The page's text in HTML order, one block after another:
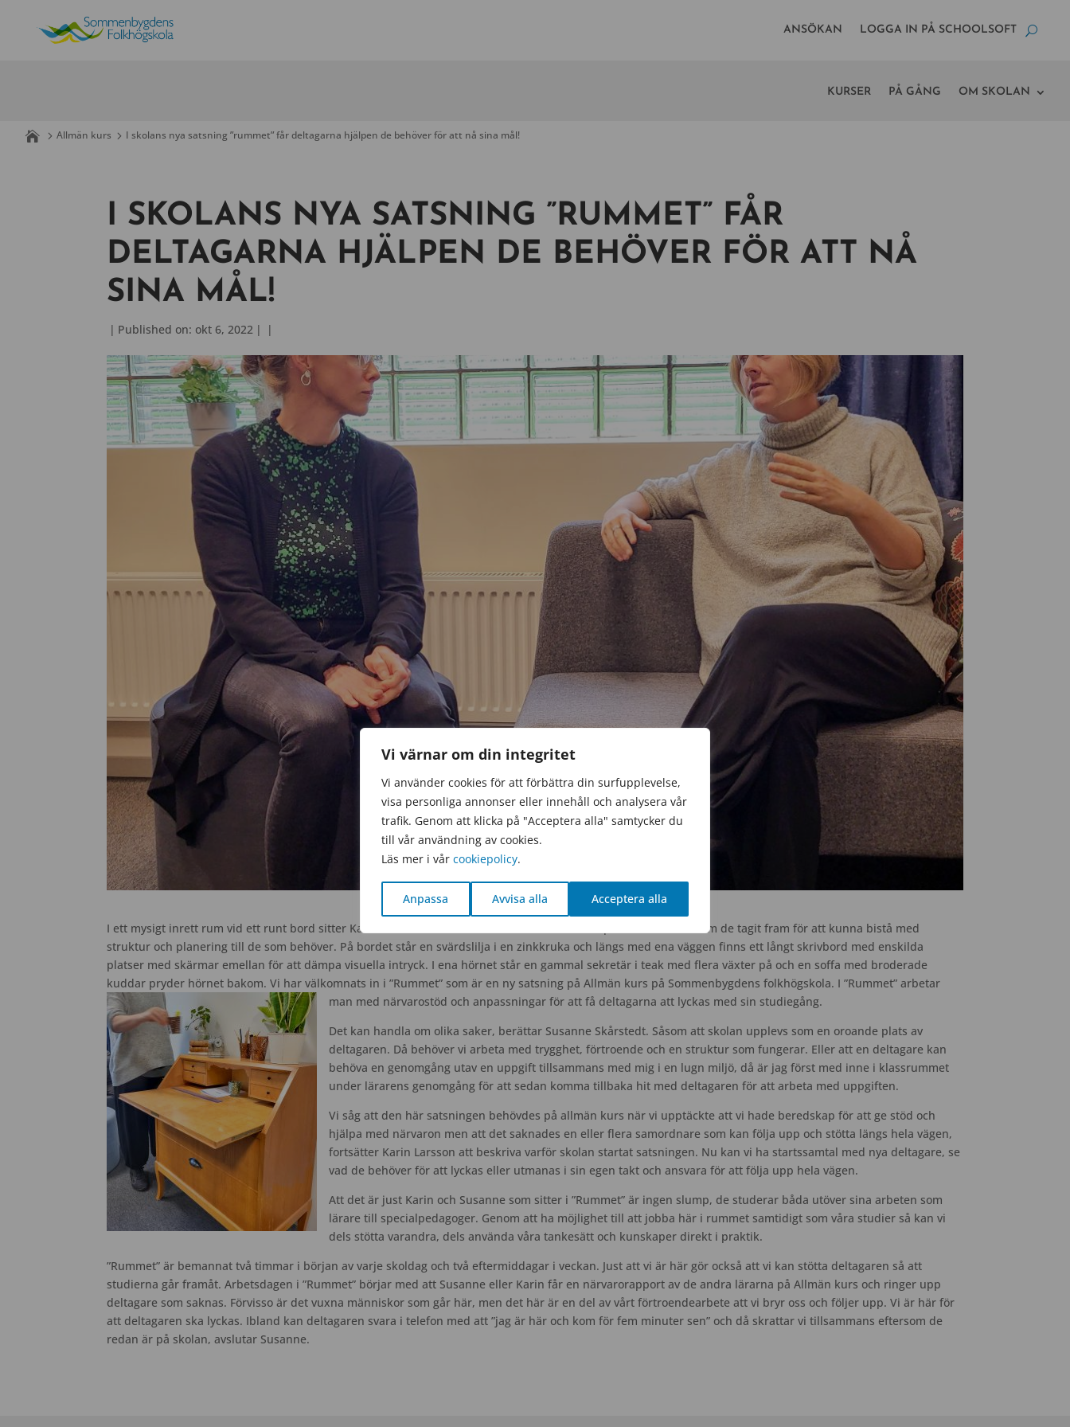
content
Vi värnar om din integritet
Vi använder cookies för att förbättra din surfupplevelse,
visa personliga annonser eller innehåll och analysera vår
trafik. Genom att klicka på "Acceptera alla" samtycker du
till vår användning av cookies.
Läs mer i vår cookiepolicy.
Anpassa Avvisa alla Acceptera alla
ANSÖKAN LOGGA IN PÅ SCHOOLSOFT
KURSER PÅ GÅNG OM SKOLAN
Allmän kurs I skolans nya satsning ”rummet” får deltagarna hjälpen de behöver för att nå sina mål!
I SKOLANS NYA SATSNING ”RUMMET” FÅR
DELTAGARNA HJÄLPEN DE BEHÖVER FÖR ATT NÅ
SINA MÅL!
| Published on: okt 6, 2022 | |
I ett mysigt inrett rum vid ett runt bord sitter Karin Larsson och Susanne Skårstedt och tittar på stödscheman som de tagit fram för att kunna bistå med
struktur och planering till de som behöver. På bordet står en svärdslilja i en zinkkruka och längs med ena väggen finns ett långt skrivbord med enskilda
platser med skärmar emellan för att dämpa visuella intryck. I ena hörnet står en gammal sekretär i teak med flera växter på och en soffa med broderade
kuddar pryder hörnet bakom. Vi har välkomnats in i ”Rummet” som är en ny satsning på Allmän kurs på Sommenbygdens folkhögskola. I ”Rummet” arbetar
man med närvarostöd och anpassningar för att få deltagarna att lyckas med sin studiegång.
Det kan handla om olika saker, berättar Susanne Skårstedt. Såsom att skolan upplevs som en oroande plats av
deltagaren. Då behöver vi arbeta med trygghet, förtroende och en struktur som fungerar. Eller att en deltagare kan
behöva en genomgång utav en uppgift tillsammans med mig i en lugn miljö, då är jag först med inne i klassrummet
under lärarens genomgång för att sedan komma tillbaka hit med deltagaren för att arbeta med uppgiften.
Vi såg att den här satsningen behövdes på allmän kurs när vi upptäckte att vi hade beredskap för att ge stöd och
hjälpa med närvaron men att det saknades en eller flera samordnare som kan följa upp och stötta längs hela vägen,
fortsätter Karin Larsson att beskriva varför skolan startat satsningen. Nu kan vi ha startssamtal med nya deltagare, se
vad de behöver för att lyckas eller utmanas i sin egen takt och ansvara för att följa upp hela vägen.
Att det är just Karin och Susanne som sitter i ”Rummet” är ingen slump, de studerar båda utöver sina arbeten som
lärare till specialpedagoger. Genom att ha möjlighet till att jobba här i rummet samtidigt som våra studier så kan vi
dels stötta varandra, dels använda våra tankesätt och kunskaper direkt i praktik.
”Rummet” är bemannat två timmar i början av varje skoldag och två eftermiddagar i veckan. Just att vi är här gör också att vi kan stötta deltagaren så att
studierna går framåt. Arbetsdagen i ”Rummet” börjar med att Susanne eller Karin får en närvarorapport av de andra lärarna på Allmän kurs och ringer upp
deltagare som saknas. Förvisso är det vuxna människor som går här, men det här är en del av vårt förtroendearbete att vi bryr oss och följer upp. Vi är här för
att deltagaren ska lyckas. Ibland kan deltagaren svara i telefon med att ”jag är här och kom för fem minuter sen” och då skrattar vi tillsammans eftersom de
redan är på skolan, avslutar Susanne.